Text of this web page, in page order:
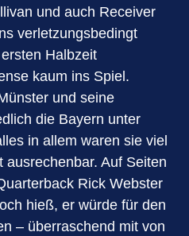
und auch Receiver
verletzungsbedingt
Halbzeit
kaum ins Spiel.
und seine
die Bayern unter
in allem waren sie viel
Auf Seiten
Rick Webster
hieß, er würde für den
– überraschend mit von